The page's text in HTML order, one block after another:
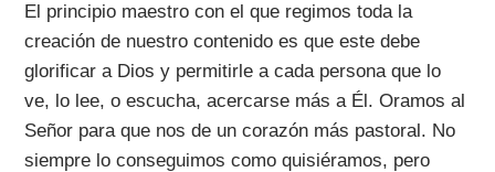
El principio maestro con el que regimos toda la
creación de nuestro contenido es que este debe
glorificar a Dios y permitirle a cada persona que lo
ve, lo lee, o escucha, acercarse más a Él. Oramos al
Señor para que nos de un corazón más pastoral. No
siempre lo conseguimos como quisiéramos, pero